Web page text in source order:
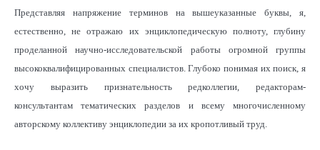
Представляя напряжение терминов на вышеуказанные буквы, я,
естественно, не отражаю их энциклопедическую полноту, глубину
проделанной научно-исследовательской работы огромной группы
высококвалифицированных специалистов. Глубоко понимая их поиск, я
хочу выразить признательность редколлегии, редакторам-
консультантам тематических разделов и всему многочисленному
авторскому коллективу энциклопедии за их кропотливый труд.